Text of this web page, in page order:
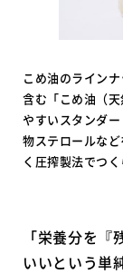
こめ油のライン
含む「こめ油（
やすいスタンダ
物ステロールな
く圧搾製法でつ
「栄養分を
いいという単